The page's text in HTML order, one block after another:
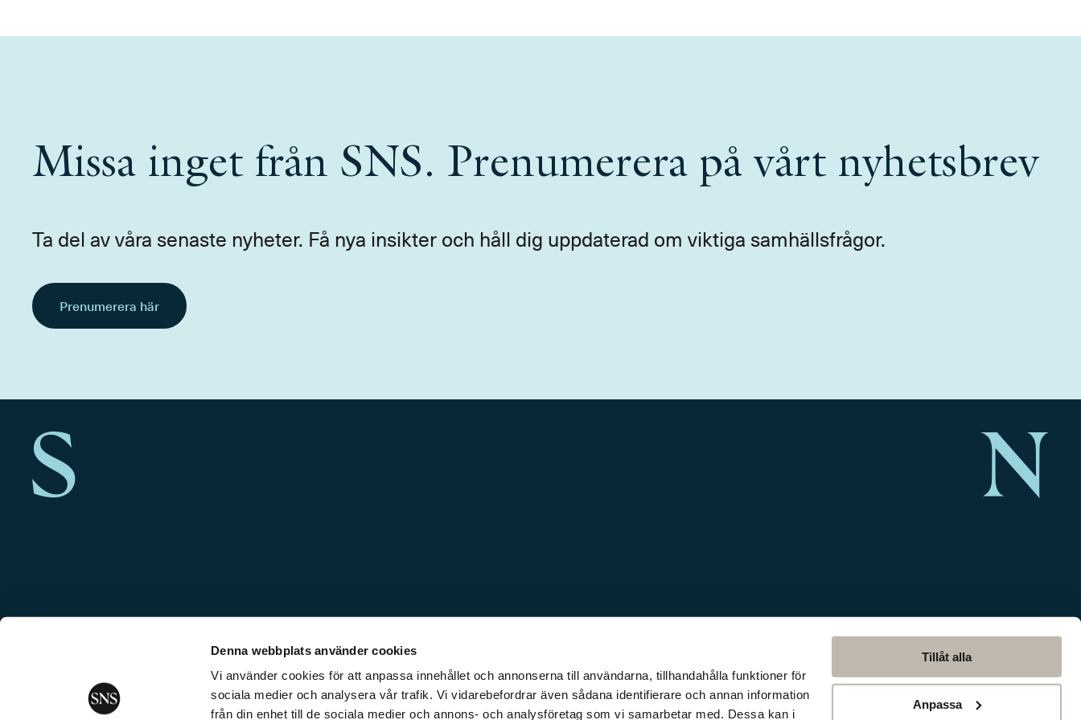
Denna webbplats använder cookies
Vi använder cookies för att anpassa innehållet och annonserna till användarna, tillhandahålla funktioner för
sociala medier och analysera vår trafik. Vi vidarebefordrar även sådana identifierare och annan information
från din enhet till de sociala medier och annons- och analysföretag som vi samarbetar med. Dessa kan i
Tillåt alla
Anpassa
Missa inget från SNS. Prenumerera på vårt nyhetsbrev
Ta del av våra senaste nyheter. Få nya insikter och håll dig uppdaterad om viktiga samhällsfrågor.
Prenumerera här